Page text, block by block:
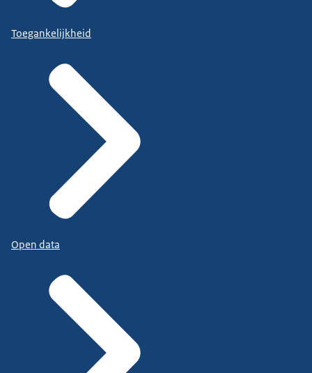
Toegankelijkheid
Open data